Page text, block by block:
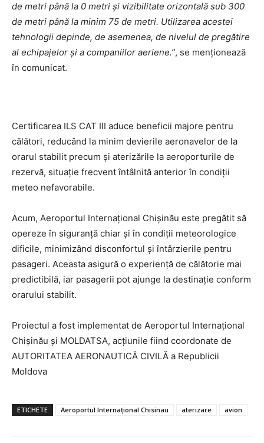
de metri până la 0 metri și vizibilitate orizontală sub 300
de metri până la minim 75 de metri. Utilizarea acestei
tehnologii depinde, de asemenea, de nivelul de pregătire
al echipajelor și a companiilor aeriene.”, se menționează
în comunicat.
Certificarea ILS CAT III aduce beneficii majore pentru
călători, reducând la minim devierile aeronavelor de la
orarul stabilit precum și aterizările la aeroporturile de
rezervă, situație frecvent întâlnită anterior în condiții
meteo nefavorabile.
Acum, Aeroportul Internațional Chișinău este pregătit să
opereze în siguranță chiar și în condiții meteorologice
dificile, minimizând disconfortul și întârzierile pentru
pasageri. Aceasta asigură o experiență de călătorie mai
predictibilă, iar pasagerii pot ajunge la destinație conform
orarului stabilit.
Proiectul a fost implementat de Aeroportul Internațional
Chișinău și MOLDATSA, acțiunile fiind coordonate de
AUTORITATEA AERONAUTICĂ CIVILĂ a Republicii
Moldova
ETICHETE Aeroportul Internațional Chisinau aterizare avion